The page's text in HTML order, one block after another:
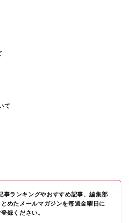
て
ランキングやおすすめ記事、編集部
めたメールマガジンを毎週金曜日に
録ください。